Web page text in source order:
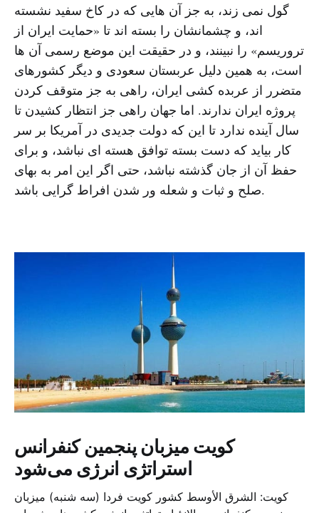
گول نمی زند، به جز آن هایی که در کاخ سفید نشسته
اند، و چشمانشان را بسته اند تا «حمایت ایران از
تروریسم» را نبینند، و در حقیقت این موضع رسمی آن ها
است، به همین دلیل عربستان سعودی و دیگر کشورهای
متضرر از عربده کشی ایران، راهی به جز متوقف کردن
پروژه ایران ندارند. اما جهان راهی جز انتظار کشیدن تا
سال آینده ندارد تا این که دولت جدیدی در آمریکا بر سر
کار بیاید که دست بسته توافق هسته ای نباشد، و برای
حفظ آن از جان گذشته نباشد، حتی اگر این امر به بهای
صلح و ثبات و شعله ور شدن افراط گرایی باشد.
کویت میزبان پنجمین کنفرانس
استراتژی انرژی می‌شود
کویت: الشرق الأوسط کشور کویت فردا (سه شنبه) میزبان